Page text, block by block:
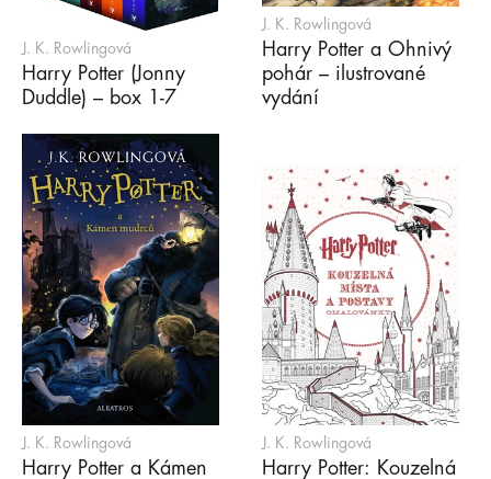
J. K. Rowlingová
Harry Potter (Jonny
Duddle) – box 1-7
J. K. Rowlingová
Harry Potter a Ohnivý
pohár – ilustrované
vydání
J. K. Rowlingová
Harry Potter a Kámen
J. K. Rowlingová
Harry Potter: Kouzelná